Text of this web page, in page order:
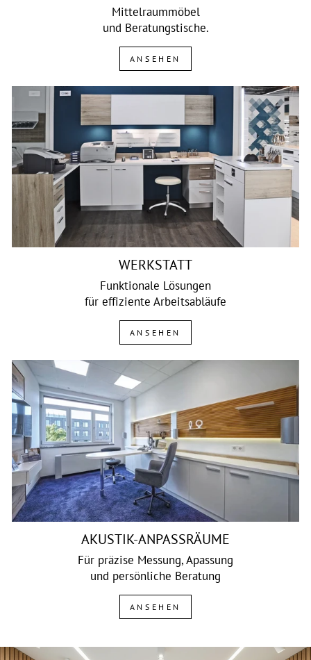
Mittelraummöbel
und Beratungstische.
ANSEHEN
WERKSTATT
Funktionale Lösungen
für effiziente Arbeitsabläufe
ANSEHEN
AKUSTIK-ANPASSRÄUME
Für präzise Messung, Apassung
und persönliche Beratung
ANSEHEN